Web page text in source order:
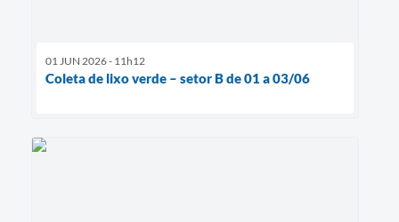
01 JUN 2026 - 11h12
Coleta de lixo verde – setor B de 01 a 03/06